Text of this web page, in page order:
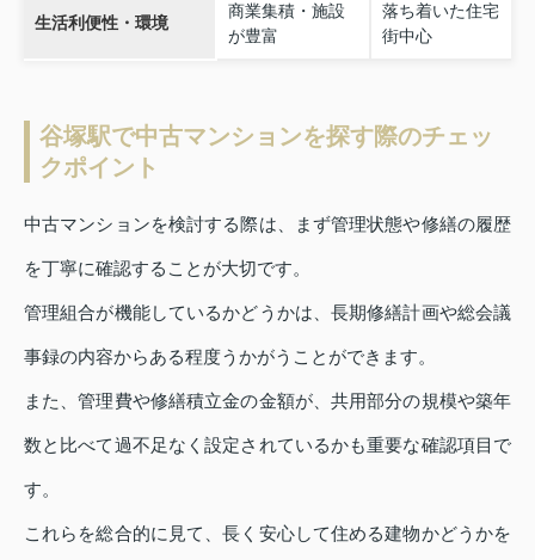
生活利便性・環境
商業集積・施設
が豊富
落ち着いた住宅
街中心
谷塚駅で中古マンションを探す際のチェッ
クポイント
中古マンションを検討する際は、まず管理状態や修繕の履歴
を丁寧に確認することが大切です。
管理組合が機能しているかどうかは、長期修繕計画や総会議
事録の内容からある程度うかがうことができます。
また、管理費や修繕積立金の金額が、共用部分の規模や築年
数と比べて過不足なく設定されているかも重要な確認項目で
す。
これらを総合的に見て、長く安心して住める建物かどうかを